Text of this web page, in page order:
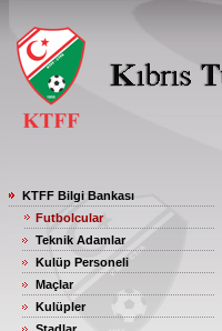
KTFF Bilgi Bankası
Futbolcular
Teknik Adamlar
Kulüp Personeli
Maçlar
Kulüpler